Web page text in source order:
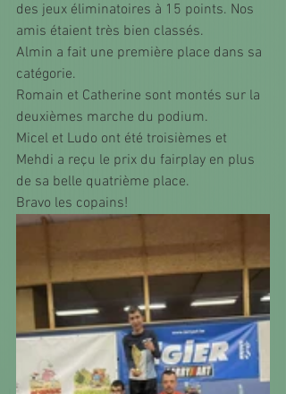
des jeux éliminatoires à 15 points. Nos
amis étaient très bien classés.
Almin a fait une première place dans sa
catégorie.
Romain et Catherine sont montés sur la
deuxièmes marche du podium.
Micel et Ludo ont été troisièmes et
Mehdi a reçu le prix du fairplay en plus
de sa belle quatrième place.
Bravo les copains!